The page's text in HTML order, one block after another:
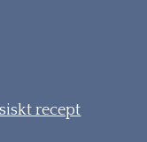
recept